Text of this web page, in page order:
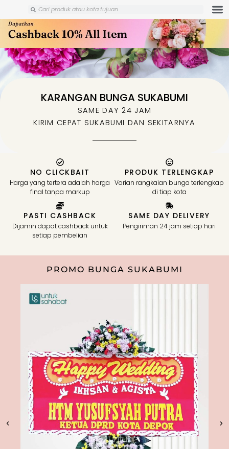
to
content
Search
Search
KARANGAN BUNGA SUKABUMI
SAME DAY 24 JAM
KIRIM CEPAT SUKABUMI DAN SEKITARNYA
NO CLICKBAIT
Harga yang tertera adalah harga
final tanpa markup
PRODUK TERLENGKAP
Varian rangkaian bunga terlengkap
di tiap kota
PASTI CASHBACK
Dijamin dapat cashback untuk
setiap pembelian
SAME DAY DELIVERY
Pengiriman 24 jam setiap hari
PROMO BUNGA SUKABUMI